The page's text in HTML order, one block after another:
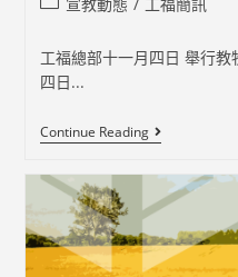
工福總部十一月四日 舉行
四日...
Continue Reading2025-
11
教
動
態